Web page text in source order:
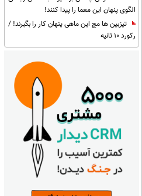
الگوی پنهان این معما را پیدا کنند!
تیزبین ها مچ این ماهی پنهان کار را بگیرند! /
رکورد 10 ثانیه